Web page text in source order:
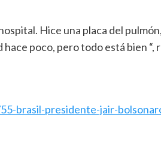
Hice una placa del
poco, pero todo está bien
brasil-presidente-jair-